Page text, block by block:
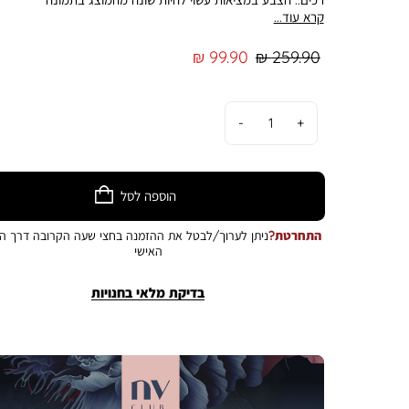
קרא עוד...
מחיר
99.90 ₪
מחיר
259.90 ₪
הוספה לסל
התחרטת?ניתן לערוך/לבטל את ההזמנה בחצי שעה הקרובה דרך
האישי
בדיקת מלאי בחנויות